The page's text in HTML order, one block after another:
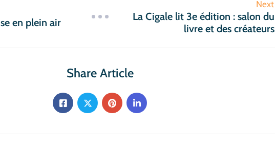
en plein air
Next
La Cigale lit 3e édition : salon du
livre et des créateurs
Share Article